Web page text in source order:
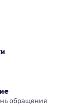
обращения